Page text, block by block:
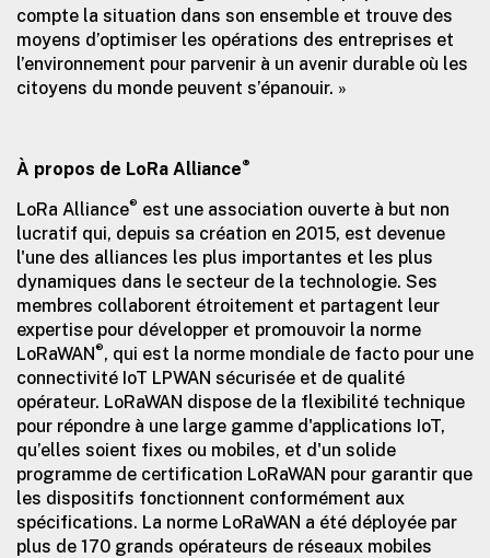
compte la situation dans son ensemble et trouve des
moyens d’optimiser les opérations des entreprises et
l’environnement pour parvenir à un avenir durable où les
citoyens du monde peuvent s’épanouir. »
À propos de LoRa Alliance®
LoRa Alliance® est une association ouverte à but non
lucratif qui, depuis sa création en 2015, est devenue
l'une des alliances les plus importantes et les plus
dynamiques dans le secteur de la technologie. Ses
membres collaborent étroitement et partagent leur
expertise pour développer et promouvoir la norme
LoRaWAN®, qui est la norme mondiale de facto pour une
connectivité IoT LPWAN sécurisée et de qualité
opérateur. LoRaWAN dispose de la flexibilité technique
pour répondre à une large gamme d'applications IoT,
qu’elles soient fixes ou mobiles, et d'un solide
programme de certification LoRaWAN pour garantir que
les dispositifs fonctionnent conformément aux
spécifications. La norme LoRaWAN a été déployée par
plus de 170 grands opérateurs de réseaux mobiles